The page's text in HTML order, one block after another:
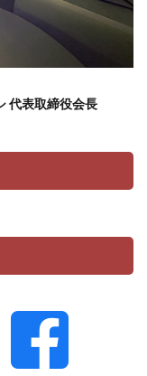
代表取締役会長